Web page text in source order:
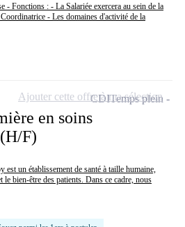
- Fonctions : - La Salariée exercera au sein de la
- Les domaines d'activité de la
en soins
F)
un établissement de santé à taille humaine,
le bien-être des patients. Dans ce cadre, nous
CDITemps plein
Ajouter cette offre à ma sélection